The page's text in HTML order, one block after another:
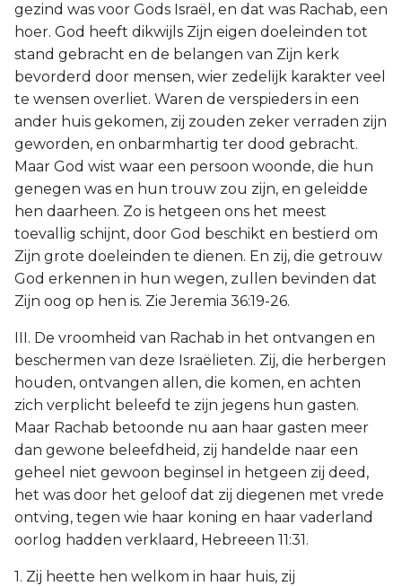
gezind was voor Gods Israël, en dat was Rachab, een
hoer. God heeft dikwijls Zijn eigen doeleinden tot
stand gebracht en de belangen van Zijn kerk
bevorderd door mensen, wier zedelijk karakter veel
te wensen overliet. Waren de verspieders in een
ander huis gekomen, zij zouden zeker verraden zijn
geworden, en onbarmhartig ter dood gebracht.
Maar God wist waar een persoon woonde, die hun
genegen was en hun trouw zou zijn, en geleidde
hen daarheen. Zo is hetgeen ons het meest
toevallig schijnt, door God beschikt en bestierd om
Zijn grote doeleinden te dienen. En zij, die getrouw
God erkennen in hun wegen, zullen bevinden dat
Zijn oog op hen is. Zie Jeremia 36:19-26.
III. De vroomheid van Rachab in het ontvangen en
beschermen van deze Israëlieten. Zij, die herbergen
houden, ontvangen allen, die komen, en achten
zich verplicht beleefd te zijn jegens hun gasten.
Maar Rachab betoonde nu aan haar gasten meer
dan gewone beleefdheid, zij handelde naar een
geheel niet gewoon beginsel in hetgeen zij deed,
het was door het geloof dat zij diegenen met vrede
ontving, tegen wie haar koning en haar vaderland
oorlog hadden verklaard, Hebreeen 11:31.
1. Zij heette hen welkom in haar huis, zij